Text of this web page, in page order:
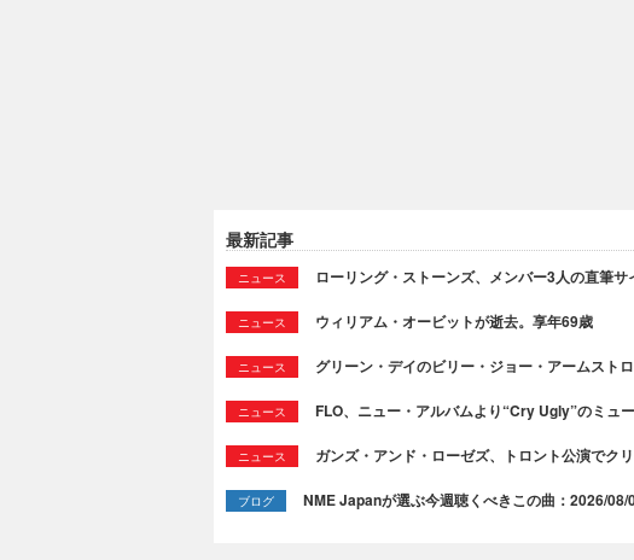
最新記事
ニュース ローリング・ストーンズ、メンバー3人の直筆
ニュース ウィリアム・オービットが逝去。享年69歳
ニュース グリーン・デイのビリー・ジョー・アームスト
ニュース FLO、ニュー・アルバムより“Cry Ugly”のミュ
ニュース ガンズ・アンド・ローゼズ、トロント公演でク
ブログ NME Japanが選ぶ今週聴くべきこの曲：2026/08/